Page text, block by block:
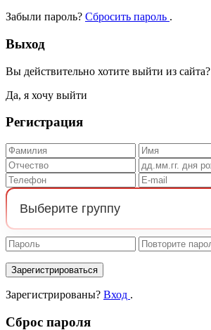
Забыли пароль? Сбросить пароль .
Выход
Вы действительно хотите выйти из сайта?
Да, я хочу выйти
Регистрация
Зарегистрироваться
Зарегистрированы? Вход .
Сброс пароля